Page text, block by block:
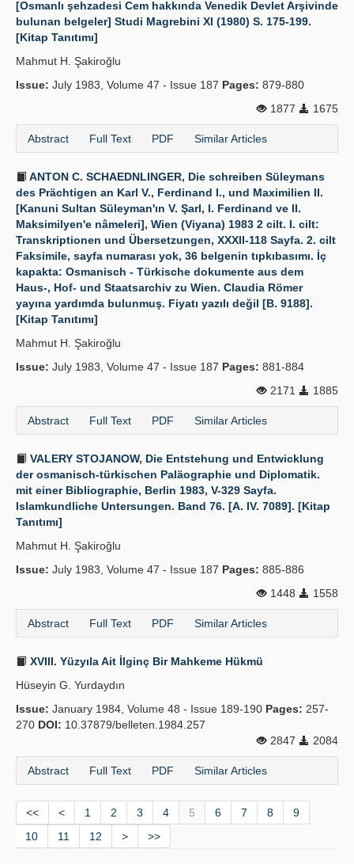
[Osmanlı şehzadesi Cem hakkında Venedik Devlet Arşivinde
bulunan belgeler] Studi Magrebini XI (1980) S. 175-199.
[Kitap Tanıtımı]
Mahmut H. Şakiroğlu
Issue: July 1983, Volume 47 - Issue 187 Pages: 879-880
1877
1675
Abstract Full Text PDF Similar Articles
ANTON C. SCHAEDNLINGER, Die schreiben Süleymans
des Prächtigen an Karl V., Ferdinand I., und Maximilien II.
[Kanuni Sultan Süleyman'ın V. Şarl, I. Ferdinand ve II.
Maksimilyen'e nâmeleri], Wien (Viyana) 1983 2 cilt. I. cilt:
Transkriptionen und Übersetzungen, XXXII-118 Sayfa. 2. cilt
Faksimile, sayfa numarası yok, 36 belgenin tıpkıbasımı. İç
kapakta: Osmanisch - Türkische dokumente aus dem
Haus-, Hof- und Staatsarchiv zu Wien. Claudia Römer
yayına yardımda bulunmuş. Fiyatı yazılı değil [B. 9188].
[Kitap Tanıtımı]
Mahmut H. Şakiroğlu
Issue: July 1983, Volume 47 - Issue 187 Pages: 881-884
2171
1885
Abstract Full Text PDF Similar Articles
VALERY STOJANOW, Die Entstehung und Entwicklung
der osmanisch-türkischen Paläographie und Diplomatik.
mit einer Bibliographie, Berlin 1983, V-329 Sayfa.
Islamkundliche Untersungen. Band 76. [A. IV. 7089]. [Kitap
Tanıtımı]
Mahmut H. Şakiroğlu
Issue: July 1983, Volume 47 - Issue 187 Pages: 885-886
1448
1558
Abstract Full Text PDF Similar Articles
XVIII. Yüzyıla Ait İlginç Bir Mahkeme Hükmü
Hüseyin G. Yurdaydın
Issue: January 1984, Volume 48 - Issue 189-190 Pages: 257-
270 DOI: 10.37879/belleten.1984.257
2847
2084
Abstract Full Text PDF Similar Articles
<< < 1 2 3 4 5 6 7 8
9
10
11 12 > >>